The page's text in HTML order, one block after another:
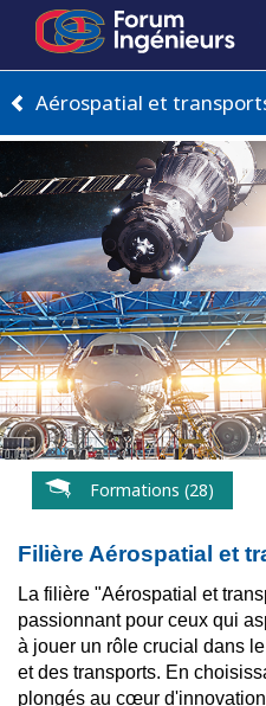
Aérospatial et
Formations (28)
Filière Aérospatial et
La filière "Aérospatial et
passionnant pour ceux qui
à jouer un rôle crucial dans
et des transports. En
plongés au cœur